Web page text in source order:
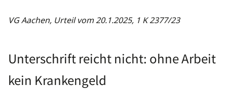
VG Aachen, Urteil vom 20.1.2025, 1 K 2377/23
Unterschrift reicht nicht: ohne Arbeit
kein Krankengeld